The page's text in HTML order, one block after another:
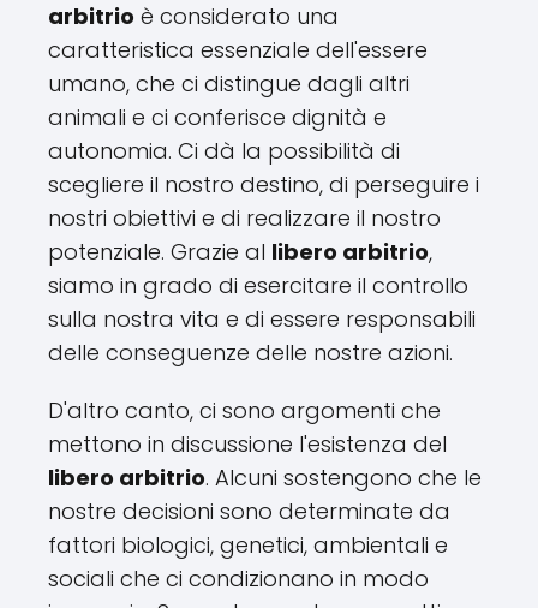
arbitrio è considerato una
caratteristica essenziale dell'essere
umano, che ci distingue dagli altri
animali e ci conferisce dignità e
autonomia. Ci dà la possibilità di
scegliere il nostro destino, di perseguire i
nostri obiettivi e di realizzare il nostro
potenziale. Grazie al libero arbitrio,
siamo in grado di esercitare il controllo
sulla nostra vita e di essere responsabili
delle conseguenze delle nostre azioni.
D'altro canto, ci sono argomenti che
mettono in discussione l'esistenza del
libero arbitrio. Alcuni sostengono che le
nostre decisioni sono determinate da
fattori biologici, genetici, ambientali e
sociali che ci condizionano in modo